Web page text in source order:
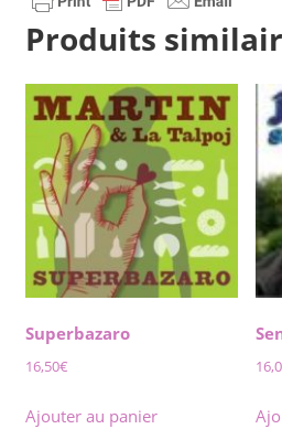
Produits
Superbazaro
16,50€
Ajouter au panier